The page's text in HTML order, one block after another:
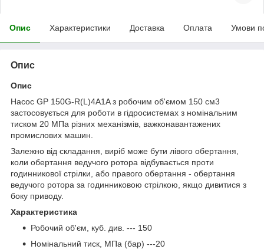
Опис Характеристики Доставка Оплата Умови
Опис
Опис
Насос GP 150G-R(L)4A1A з робочим об'ємом 150 см3
застосовується для роботи в гідросистемах з номінальним
тиском 20 МПа різних механізмів, важконавантажених
промислових машин.
Залежно від складання, виріб може бути лівого обертання,
коли обертання ведучого ротора відбувається проти
годинникової стрілки, або правого обертання - обертання
ведучого ротора за годинниковою стрілкою, якщо дивитися з
боку приводу.
Характеристика
Робочий об'єм, куб. див. --- 150
Номінальний тиск, МПа (бар) ---20